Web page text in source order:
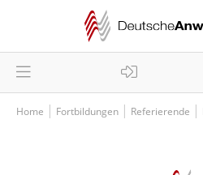
Home Fortbildungen Referierende